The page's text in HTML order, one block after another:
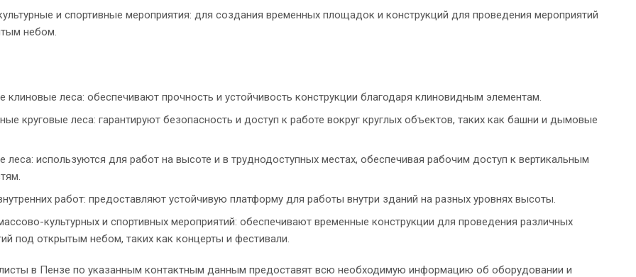
и спортивные мероприятия: для создания временных площадок и конструкций для проведения мероприятий
небом.
клиновые леса: обеспечивают прочность и устойчивость конструкции благодаря клиновидным элементам.
круговые леса: гарантируют безопасность и доступ к работе вокруг круглых объектов, таких как башни и дымовые
леса: используются для работ на высоте и в труднодоступных местах, обеспечивая рабочим доступ к вертикальным
работ: предоставляют устойчивую платформу для работы внутри зданий на разных уровнях высоты.
культурных и спортивных мероприятий: обеспечивают временные конструкции для проведения различных
под открытым небом, таких как концерты и фестивали.
в Пензе по указанным контактным данным предоставят всю необходимую информацию об оборудовании и